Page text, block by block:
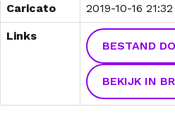
Caricato 2019-10-16 21:32
Links
BESTAND
BEKIJK IN